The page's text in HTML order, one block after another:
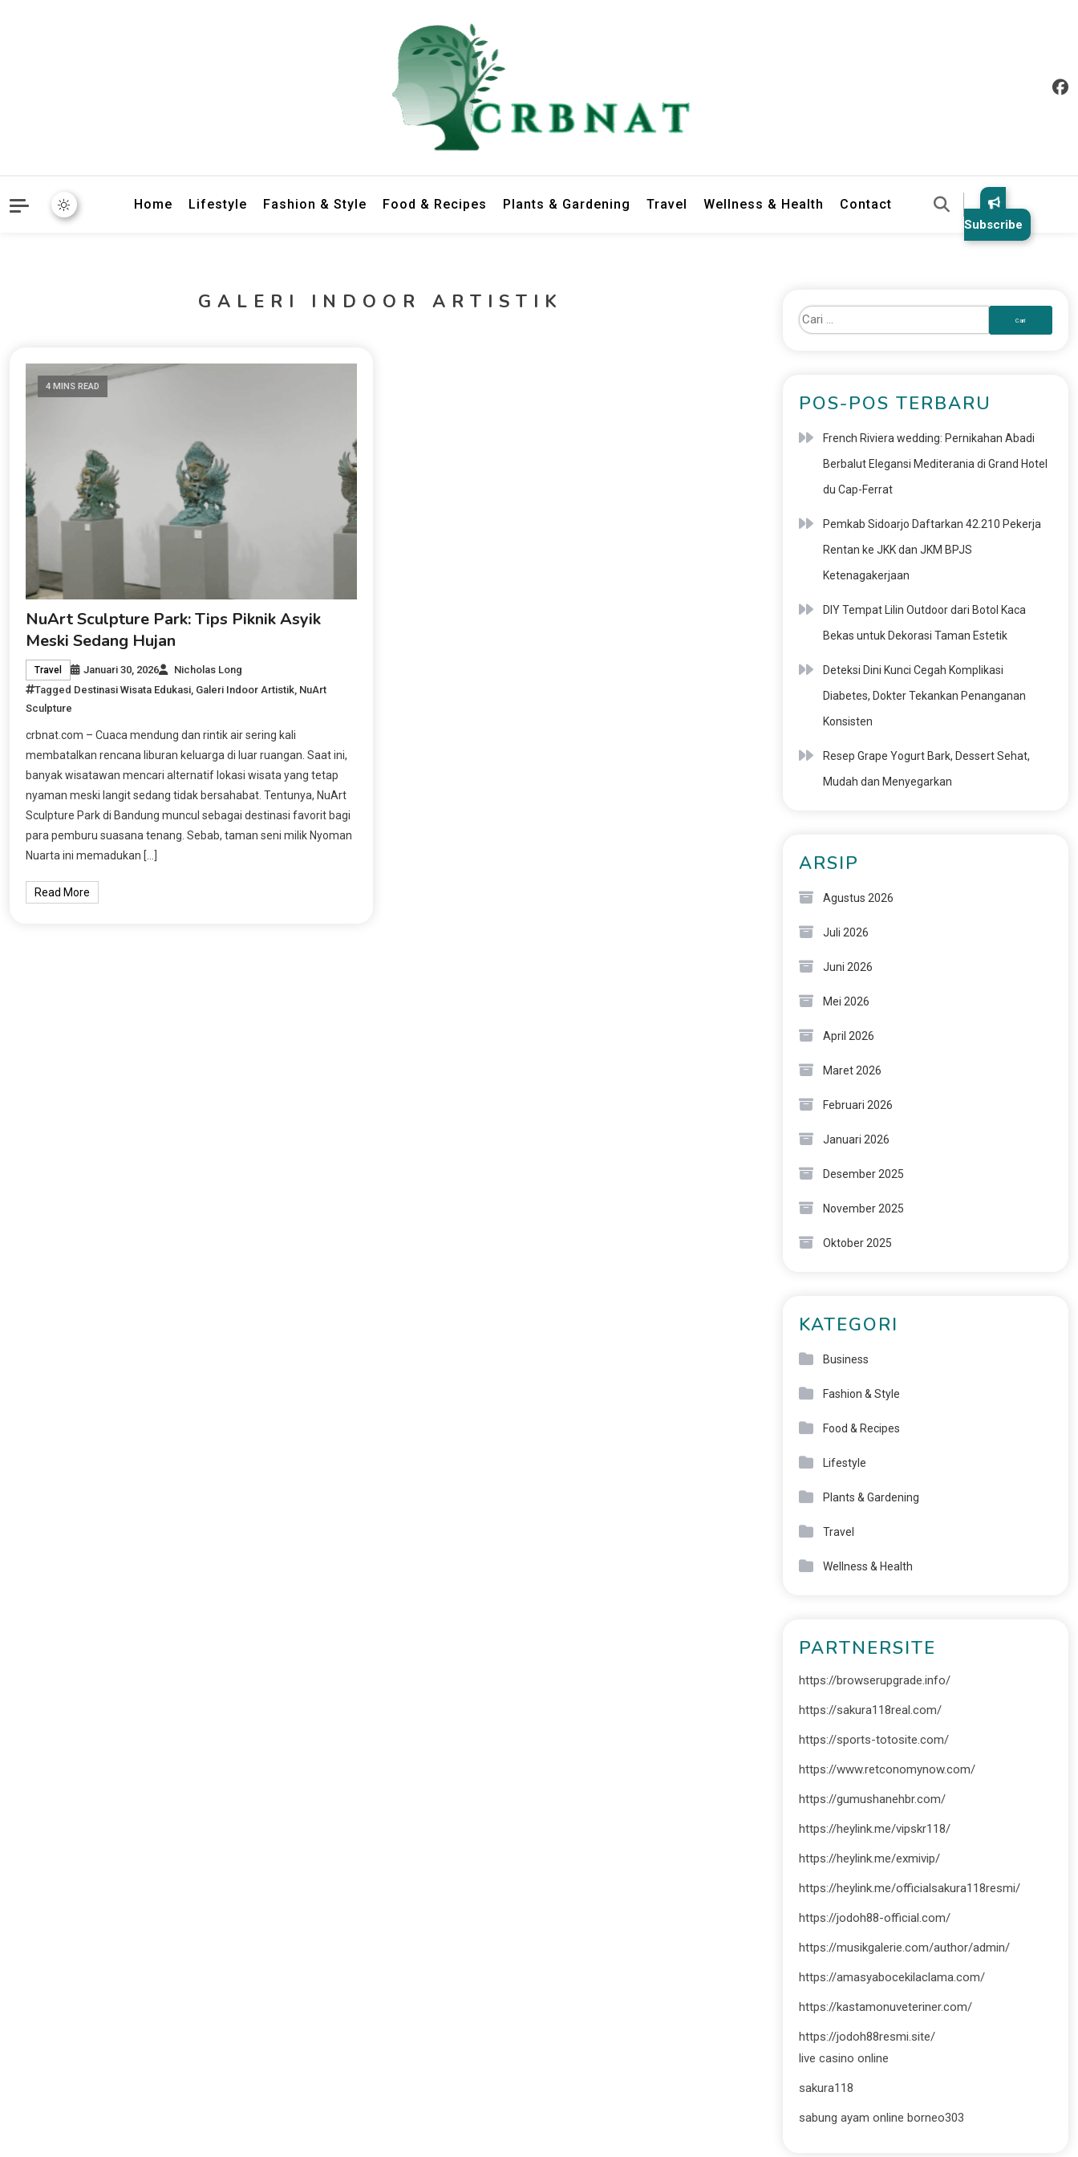
Home Lifestyle Fashion & Style Food & Recipes Plants & Gardening Travel Wellness & Health Contact
Subscribe
GALERI INDOOR ARTISTIK
4 MINS READ
NuArt Sculpture Park: Tips Piknik Asyik
Meski Sedang Hujan
Travel Januari 30, 2026
Nicholas Long
Tagged Destinasi Wisata Edukasi Galeri Indoor Artistik NuArt
Sculpture
crbnat.com – Cuaca mendung dan rintik air sering kali
membatalkan rencana liburan keluarga di luar ruangan. Saat ini,
banyak wisatawan mencari alternatif lokasi wisata yang tetap
nyaman meski langit sedang tidak bersahabat. Tentunya, NuArt
Sculpture Park di Bandung muncul sebagai destinasi favorit bagi
para pemburu suasana tenang. Sebab, taman seni milik Nyoman
Nuarta ini memadukan […]
Read More
POS-POS TERBARU
French Riviera wedding: Pernikahan Abadi
Berbalut Elegansi Mediterania di Grand Hotel
du Cap-Ferrat
Pemkab Sidoarjo Daftarkan 42.210 Pekerja
Rentan ke JKK dan JKM BPJS
Ketenagakerjaan
DIY Tempat Lilin Outdoor dari Botol Kaca
Bekas untuk Dekorasi Taman Estetik
Deteksi Dini Kunci Cegah Komplikasi
Diabetes, Dokter Tekankan Penanganan
Konsisten
Resep Grape Yogurt Bark, Dessert Sehat,
Mudah dan Menyegarkan
ARSIP
Agustus 2026
Juli 2026
Juni 2026
Mei 2026
April 2026
Maret 2026
Februari 2026
Januari 2026
Desember 2025
November 2025
Oktober 2025
KATEGORI
Business
Fashion & Style
Food & Recipes
Lifestyle
Plants & Gardening
Travel
Wellness & Health
PARTNERSITE
https://browserupgrade.info/
https://sakura118real.com/
https://sports-totosite.com/
https://www.retconomynow.com/
https://gumushanehbr.com/
https://heylink.me/vipskr118/
https://heylink.me/exmivip/
https://heylink.me/officialsakura118resmi/
https://jodoh88-official.com/
https://musikgalerie.com/author/admin/
https://amasyabocekilaclama.com/
https://kastamonuveteriner.com/
https://jodoh88resmi.site/
live casino online
sakura118
sabung ayam online borneo303